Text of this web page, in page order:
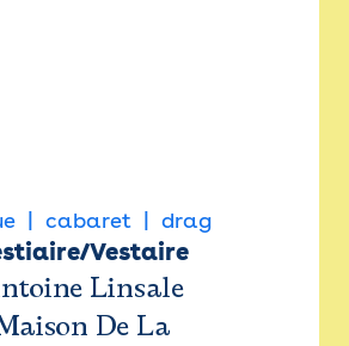
cabaret drag
Vestaire
Linsale
De La